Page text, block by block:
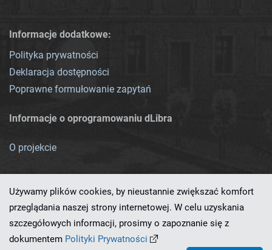
Informacje dodatkowe:
Polityka prywatności
Deklaracja dostępności
Poprawne formułowanie zapytań
Informacje o oprogramowaniu dLibra
O projekcie
Ten serwis działa dzięki oprogramowaniu
Używamy plików cookies, by nieustannie zwiększać komfort
przeglądania naszej strony internetowej. W celu uzyskania
szczegółowych informacji, prosimy o zapoznanie się z
dokumentem Polityki Prywatności